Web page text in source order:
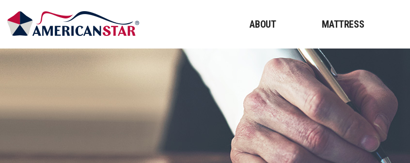
ABOUT MATTRESS